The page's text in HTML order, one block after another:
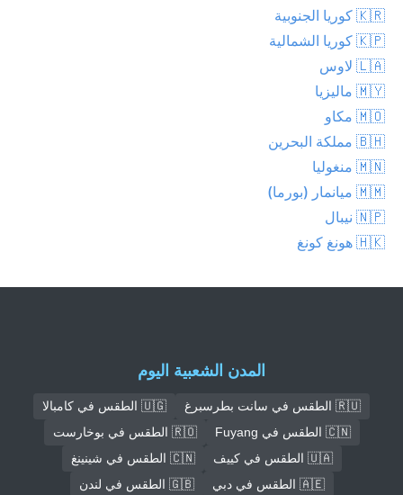
🇰🇷 كوريا الجنوبية
🇰🇵 كوريا الشمالية
🇱🇦 لاوس
🇲🇾 ماليزيا
🇲🇴 مكاو
🇧🇭 مملكة البحرين
🇲🇳 منغوليا
🇲🇲 ميانمار (بورما)
🇳🇵 نيبال
🇭🇰 هونغ كونغ
المدن الشعبية اليوم
🇷🇺 الطقس في سانت بطرسبرغ
🇺🇬 الطقس في كامبالا
🇨🇳 الطقس في Fuyang
🇷🇴 الطقس في بوخارست
🇺🇦 الطقس في كييف
🇨🇳 الطقس في شينينغ
🇦🇪 الطقس في دبي
🇬🇧 الطقس في لندن